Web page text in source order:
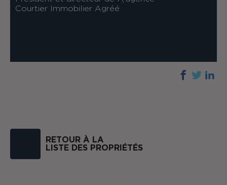
Courtier Immobilier Agréé
RETOUR À LA
LISTE DES PROPRIÉTÉS